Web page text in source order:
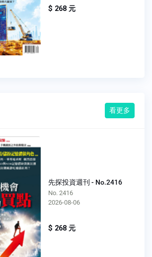
$ 268 元
看更多
先探投資週刊 - No.2416
No. 2416
2026-08-06
$ 268 元